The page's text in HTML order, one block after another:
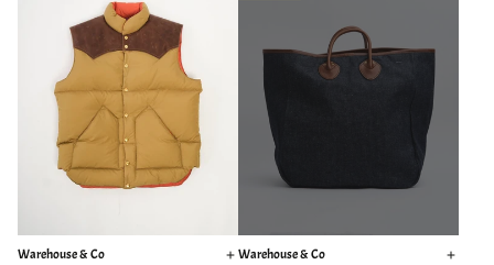
Warehouse & Co Warehouse & Co